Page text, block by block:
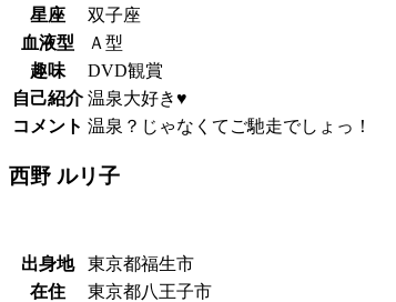
星座
双子座
血液型
Ａ型
趣味
DVD観賞
自己紹介 温泉大好き♥
コメント 温泉？じゃなくてご馳走でしょっ！
西野 ルリ子
出身地
東京都福生市
在住
東京都八王子市